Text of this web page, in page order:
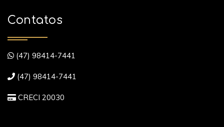
Contatos
(47) 98414-7441
(47) 98414-7441
CRECI 20030